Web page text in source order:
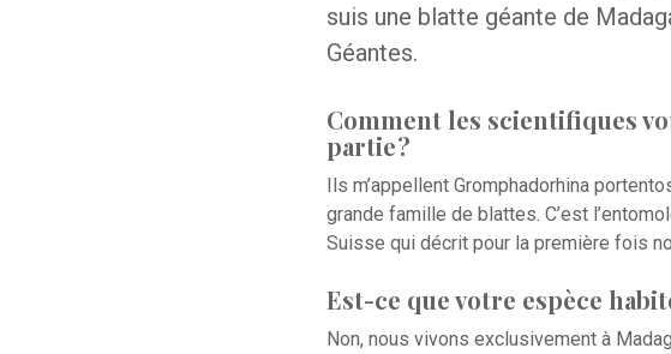
suis une blatte géante de
Géantes.
Comment les scientifiques
partie ?
Ils m’appellent Gromphadorhina
grande famille de blattes. C’est
Suisse qui décrit pour la première fois
Est-ce que votre espèce
Non, nous vivons exclusivement à